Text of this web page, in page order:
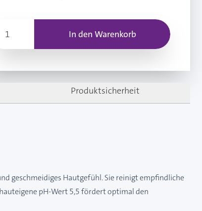
In den Warenkorb
Produktsicherheit
geschmeidiges Hautgefühl. Sie reinigt empfindliche
pH-Wert 5,5 fördert optimal den